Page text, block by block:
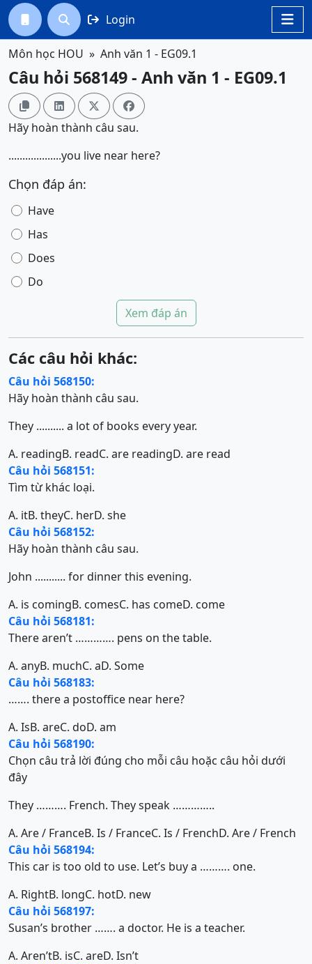

  Login
Môn học HOU Anh văn 1 - EG09.1
Câu hỏi 568149 - Anh văn 1 - EG09.1
   
Hãy hoàn thành câu sau.
...................you live near here?
Chọn đáp án:
Have
Has
Does
Do
Xem đáp án
Các câu hỏi khác:
Câu hỏi 568150:
Hãy hoàn thành câu sau.
They .......... a lot of books every year.
A. readingB. readC. are readingD. are read
Câu hỏi 568151:
Tìm từ khác loại.
A. itB. theyC. herD. she
Câu hỏi 568152:
Hãy hoàn thành câu sau.
John ........... for dinner this evening.
A. is comingB. comesC. has comeD. come
Câu hỏi 568181:
There aren’t …………. pens on the table.
A. anyB. muchC. aD. Some
Câu hỏi 568183:
……. there a postoffice near here?
A. IsB. areC. doD. am
Câu hỏi 568190:
Chọn câu trả lời đúng cho mỗi câu hoặc câu hỏi dưới
đây
They ………. French. They speak …………..
A. Are / FranceB. Is / FranceC. Is / FrenchD. Are / French
Câu hỏi 568194:
This car is too old to use. Let’s buy a ………. one.
A. RightB. longC. hotD. new
Câu hỏi 568197:
Susan’s brother ……. a doctor. He is a teacher.
A. Aren’tB. isC. areD. Isn’t